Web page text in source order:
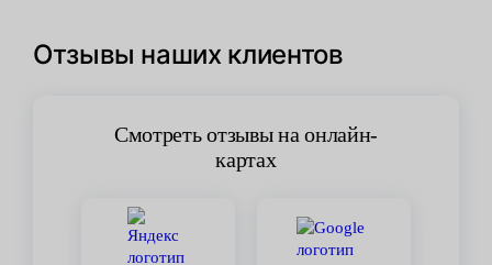
Отзывы наших клиентов
Смотреть отзывы на онлайн-
картах